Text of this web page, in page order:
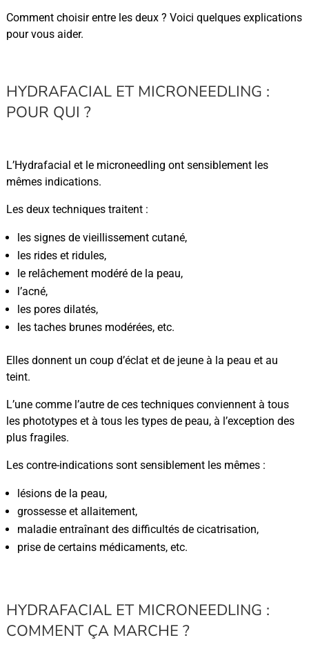
Comment choisir entre les deux ? Voici quelques explications
pour vous aider.
HYDRAFACIAL ET MICRONEEDLING :
POUR QUI ?
L’Hydrafacial et le microneedling ont sensiblement les
mêmes indications.
Les deux techniques traitent :
les signes de vieillissement cutané,
les rides et ridules,
le relâchement modéré de la peau,
l’acné,
les pores dilatés,
les taches brunes modérées, etc.
Elles donnent un coup d’éclat et de jeune à la peau et au
teint.
L’une comme l’autre de ces techniques conviennent à tous
les phototypes et à tous les types de peau, à l’exception des
plus fragiles.
Les contre-indications sont sensiblement les mêmes :
lésions de la peau,
grossesse et allaitement,
maladie entraînant des difficultés de cicatrisation,
prise de certains médicaments, etc.
HYDRAFACIAL ET MICRONEEDLING :
COMMENT ÇA MARCHE ?